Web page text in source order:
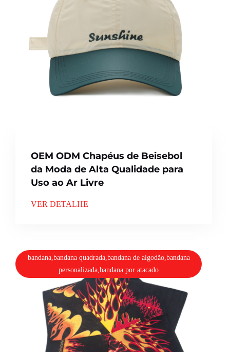
OEM ODM Chapéus de Beisebol
da Moda de Alta Qualidade para
Uso ao Ar Livre
VER DETALHE
bandana,bandana quadrada,bandana de algodão,bandana
personalizada,bandana por atacado